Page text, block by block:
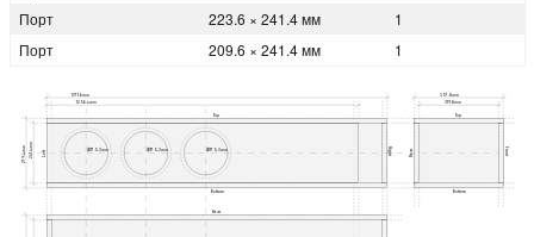
Порт
223.6 × 241.4 мм
1
Порт
209.6 × 241.4 мм 1
Ø175.3мм
Ø175.3мм Ø175.3мм
1371.6мм
1256.4мм
357.8мм
319.8мм
279.4мм 241.4мм
Top Top
Bottom Bottom
Rear
Left Right Rear Front